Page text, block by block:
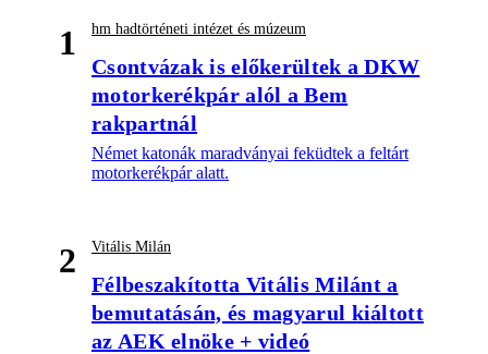
1 hm hadtörténeti intézet és múzeum
Csontvázak is előkerültek a DKW
motorkerékpár alól a Bem
rakpartnál
Német katonák maradványai feküdtek a feltárt
motorkerékpár alatt.
2 Vitális Milán
Félbeszakította Vitális Milánt a
bemutatásán, és magyarul kiáltott
az AEK elnöke + videó